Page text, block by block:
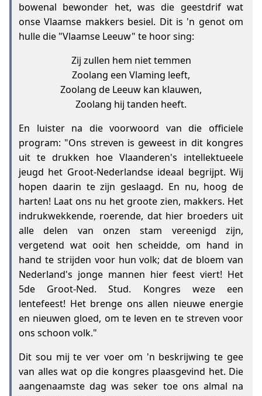
bowenal bewonder het, was die geestdrif wat
onse Vlaamse makkers besiel. Dit is 'n genot om
hulle die "Vlaamse Leeuw" te hoor sing:
Zij zullen hem niet temmen
Zoolang een Vlaming leeft,
Zoolang de Leeuw kan klauwen,
Zoolang hij tanden heeft.
En luister na die voorwoord van die officiele
program: "Ons streven is geweest in dit kongres
uit te drukken hoe Vlaanderen's intellektueele
jeugd het Groot-Nederlandse ideaal begrijpt. Wij
hopen daarin te zijn geslaagd. En nu, hoog de
harten! Laat ons nu het groote zien, makkers. Het
indrukwekkende, roerende, dat hier broeders uit
alle delen van onzen stam vereenigd zijn,
vergetend wat ooit hen scheidde, om hand in
hand te strijden voor hun volk; dat de bloem van
Nederland's jonge mannen hier feest viert! Het
5de Groot-Ned. Stud. Kongres weze een
lentefeest! Het brenge ons allen nieuwe energie
en nieuwen gloed, om te leven en te streven voor
ons schoon volk."
Dit sou mij te ver voer om 'n beskrijwing te gee
van alles wat op die kongres plaasgevind het. Die
aangenaamste dag was seker toe ons almal na